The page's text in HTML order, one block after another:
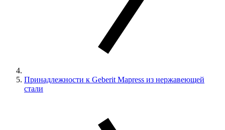
Принадлежности к Geberit Mapress из нержавеющей
стали